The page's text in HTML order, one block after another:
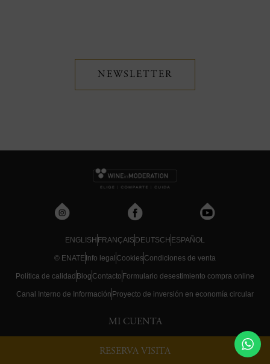
NEWSLETTER
ENGLISH FRANÇAIS DEUTSCH ESPAÑOL
© ENATE Info legal CookiesCondiciones de venta
Política de calidad BlogContacto Formulario desestimiento compra online
Canal Interno de Información Proyecto de inversión en economía circular
MI CUENTA
RESERVA VISITA